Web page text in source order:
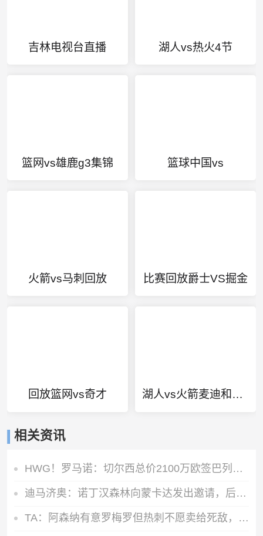
吉林电视台直播 湖人vs热火4节
篮网vs雄鹿g3集锦 篮球中国vs
火箭vs马刺回放 比赛回放爵士VS掘金
回放篮网vs奇才 湖人vs火箭麦迪和科比
相关资讯
HWG！罗马诺：切尔西总价2100万欧签巴列卡诺28岁左后卫查瓦里亚
迪马济奥：诺丁汉森林向蒙卡达发出邀请，后者可能前往英超发展
TA：阿森纳有意罗梅罗但热刺不愿卖给死敌，马竞国米是最可能下家